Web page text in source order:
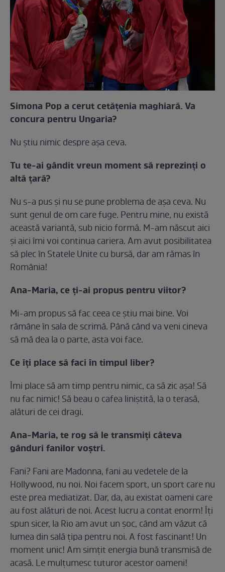
Simona Pop a cerut cetăţenia maghiară. Va
concura pentru Ungaria?
Nu ştiu nimic despre aşa ceva.
Tu te-ai gândit vreun moment să reprezinţi o
altă ţară?
Nu s-a pus şi nu se pune problema de aşa ceva. Nu
sunt genul de om care fuge. Pentru mine, nu există
această variantă, sub nicio formă. M-am născut aici
şi aici îmi voi continua cariera. Am avut posibilitatea
să plec în Statele Unite cu bursă, dar am rămas în
România!
Ana-Maria, ce ţi-ai propus pentru viitor?
Mi-am propus să fac ceea ce ştiu mai bine. Voi
rămâne în sala de scrimă. Până când va veni cineva
să mă dea la o parte, asta voi face.
Ce îţi place să faci în timpul liber?
Îmi place să am timp pentru nimic, ca să zic aşa! Să
nu fac nimic! Să beau o cafea liniştită, la o terasă,
alături de cei dragi.
Ana-Maria, te rog să le transmiţi câteva
gânduri fanilor voştri.
Fani? Fani are Madonna, fani au vedetele de la
Hollywood, nu noi. Noi facem sport, un sport care nu
este prea mediatizat. Dar, da, au existat oameni care
au fost alături de noi. Acest lucru a contat enorm! Îţi
spun sicer, la Rio am avut un şoc, când am văzut că
lumea din sală ţipa pentru noi. A fost fascinant! Un
moment unic! Am simţit energia bună transmisă de
acasă. Le mulţumesc tuturor acestor oameni!